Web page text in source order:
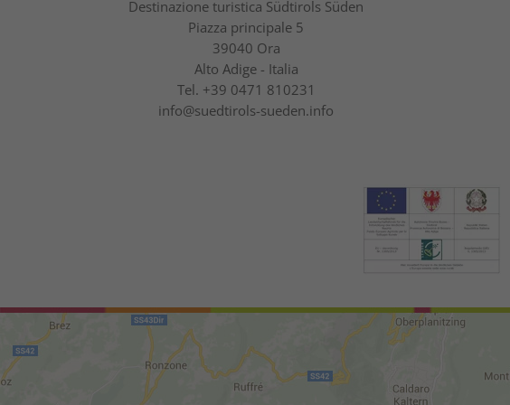
Destinazione turistica Südtirols Süden
Piazza principale 5
39040 Ora
Alto Adige - Italia
Tel. +39 0471 810231
info@suedtirols-sueden.info